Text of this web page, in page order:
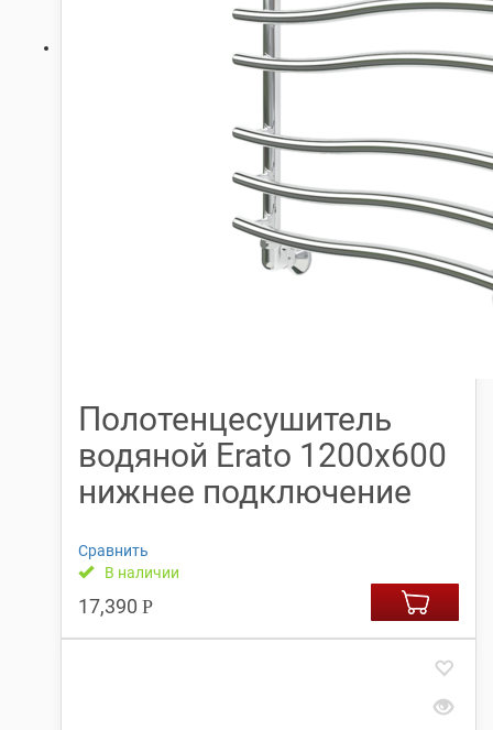
Полотенцесушитель
водяной Erato 1200х600
нижнее подключение
Сравнить
В наличии
17,390 Р